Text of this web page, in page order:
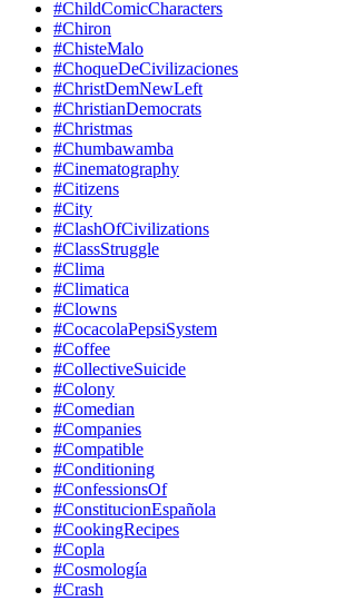
#ChildComicCharacters
#Chiron
#ChisteMalo
#ChoqueDeCivilizaciones
#ChristDemNewLeft
#ChristianDemocrats
#Christmas
#Chumbawamba
#Cinematography
#Citizens
#City
#ClashOfCivilizations
#ClassStruggle
#Clima
#Climatica
#Clowns
#CocacolaPepsiSystem
#Coffee
#CollectiveSuicide
#Colony
#Comedian
#Companies
#Compatible
#Conditioning
#ConfessionsOf
#ConstitucionEspañola
#CookingRecipes
#Copla
#Cosmología
#Crash